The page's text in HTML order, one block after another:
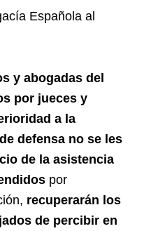
Española al
y abogadas del
por jueces y
a la
defensa no se les
de la asistencia
por
recuperarán los
de percibir en